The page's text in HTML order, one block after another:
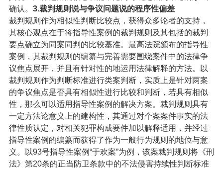
确认。 3.裁判规则说与争议问题说的程序性偏差
裁判规则作为相似性判断比较点，获得众多论者的支持，
其核心观点在于将指导性案例的裁判规则及其包括的裁判
要点确立为同案同判的比较基准。最高法院颁布的指导性
案例，其裁判规则的编纂与完善需要围绕案件中的法律争
议焦点展开，并且有针对性的地运用法律解释的方法。以
裁判规则作为判断标准进行类案判断，实质上是针对两案
的争议焦点是否具有相似性进行比较和判断，若具有相似
性，那么可以适用指导性案例的解决方案。裁判规则具有
一定方法论意义上的建构性，其通过对个案案件事实的法
律性质认定，对相关犯罪构成要件加以解释适用，并经过
指导性案例的编纂而获得了作为一般行为规则的地位与意
义。以93号指导性案例“于欢案”为例，该案裁判规则将《刑
法》第20条的正当防卫条款中的不法侵害持续性判断标准